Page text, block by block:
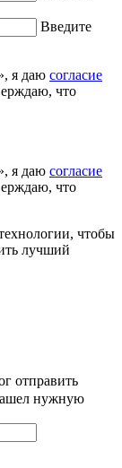
Введите
я даю согласие
что
я даю согласие
что
чтобы
лучший
отправить
нужную